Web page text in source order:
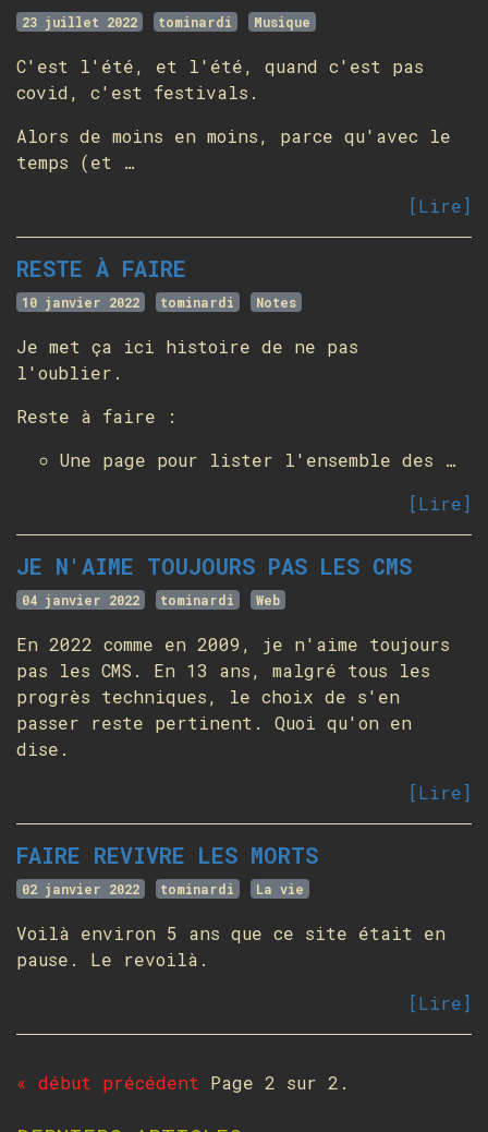
23 juillet 2022 tominardi Musique
C'est l'été, et l'été, quand c'est pas
covid, c'est festivals.
Alors de moins en moins, parce qu'avec le
temps (et …
[Lire]
RESTE À FAIRE
10 janvier 2022 tominardi Notes
Je met ça ici histoire de ne pas
l'oublier.
Reste à faire :
Une page pour lister l'ensemble des …
[Lire]
JE N'AIME TOUJOURS PAS LES CMS
04 janvier 2022 tominardi Web
En 2022 comme en 2009, je n'aime toujours
pas les CMS. En 13 ans, malgré tous les
progrès techniques, le choix de s'en
passer reste pertinent. Quoi qu'on en
dise.
[Lire]
FAIRE REVIVRE LES MORTS
02 janvier 2022 tominardi La vie
Voilà environ 5 ans que ce site était en
pause. Le revoilà.
[Lire]
« début précédent Page 2 sur 2.